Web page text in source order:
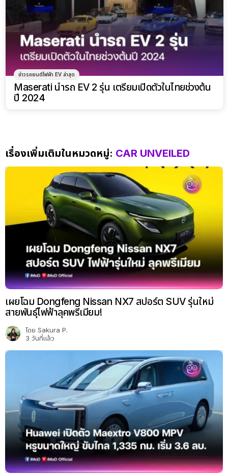
ข่าวรถยนต์ไฟฟ้า EV ล่าสุด
Maserati นำรถ EV 2 รุ่น เตรียมเปิดตัวในไทยช่วงต้น
ปี 2024
เรื่องเพิ่มเติมในหมวดหมู่: CAR UNVEILED
เผยโฉม Dongfeng Nissan NX7 สปอร์ต SUV รุ่นใหม่
สายพันธุ์ไฟฟ้าลุคพรีเมียม!
โดย Sakura P.
3 วันที่แล้ว